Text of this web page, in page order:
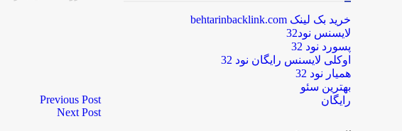
Previous Post
Next Post
خرید بک لینک behtarinbacklink.com
لایسنس نود32
پسورد نود 32
اوکلی لایسنس رایگان نود 32
همیار نود 32
بهترین سئو
رایگان